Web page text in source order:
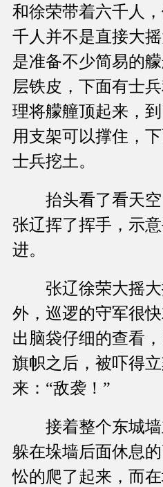
和徐荣带着六千人
千人并不是直接大
是准备不少简易的
层铁皮，下面有士
理将艨艟顶起来，
用支架可以撑住，
士兵挖土。
抬头看了看天空
张辽挥了挥手，示
进。
张辽徐荣大摇大
外，巡逻的守军很
出脑袋仔细的查看
旗帜之后，被吓得
来：“敌袭！”
接着整个东城墙
躲在垛墙后面休息
忪的爬了起来，而